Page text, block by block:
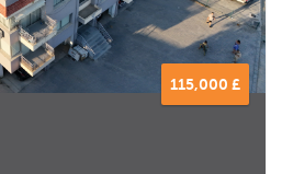
115,000 £